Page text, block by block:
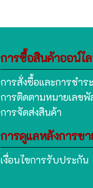
การซื้อสินค้าออน์ไ
การสั่งซื้อและการชำร
การติดตามหมายเลขพั
การจัดส่งสินค้า
การดูแลหลังการข
เงื่อนไขการรับประกัน